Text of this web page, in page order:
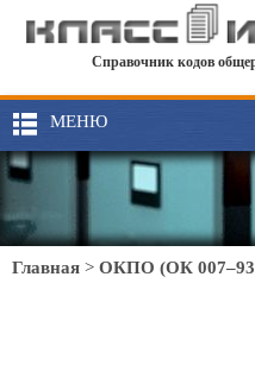
Справочник кодов
МЕНЮ
Главная > ОКПО (ОК